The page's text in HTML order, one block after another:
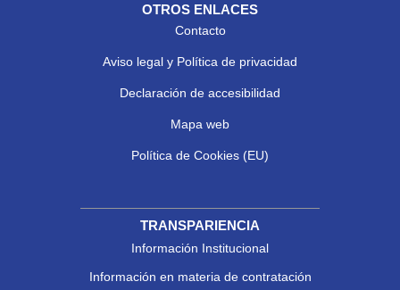
OTROS ENLACES
Contacto
Aviso legal y Política de privacidad
Declaración de accesibilidad
Mapa web
Política de Cookies (EU)
TRANSPARIENCIA
Información Institucional
Información en materia de contratación